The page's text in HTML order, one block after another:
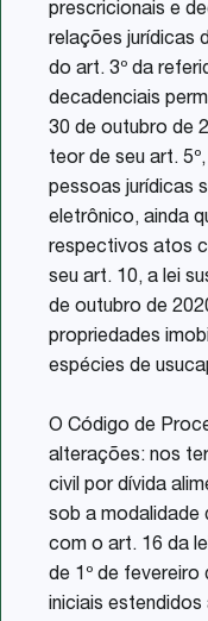
prescricionais e
relações jurídicas
do art. 3º da
decadenciais
30 de outubro de
teor de seu art.
pessoas jurídicas
eletrônico, ainda
respectivos atos
seu art. 10, a lei
de outubro de
propriedades
espécies de
O Código de
alterações: nos
civil por dívida
sob a modalidade
com o art. 16 da
de 1º de
iniciais